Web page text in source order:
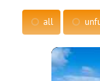
all
More